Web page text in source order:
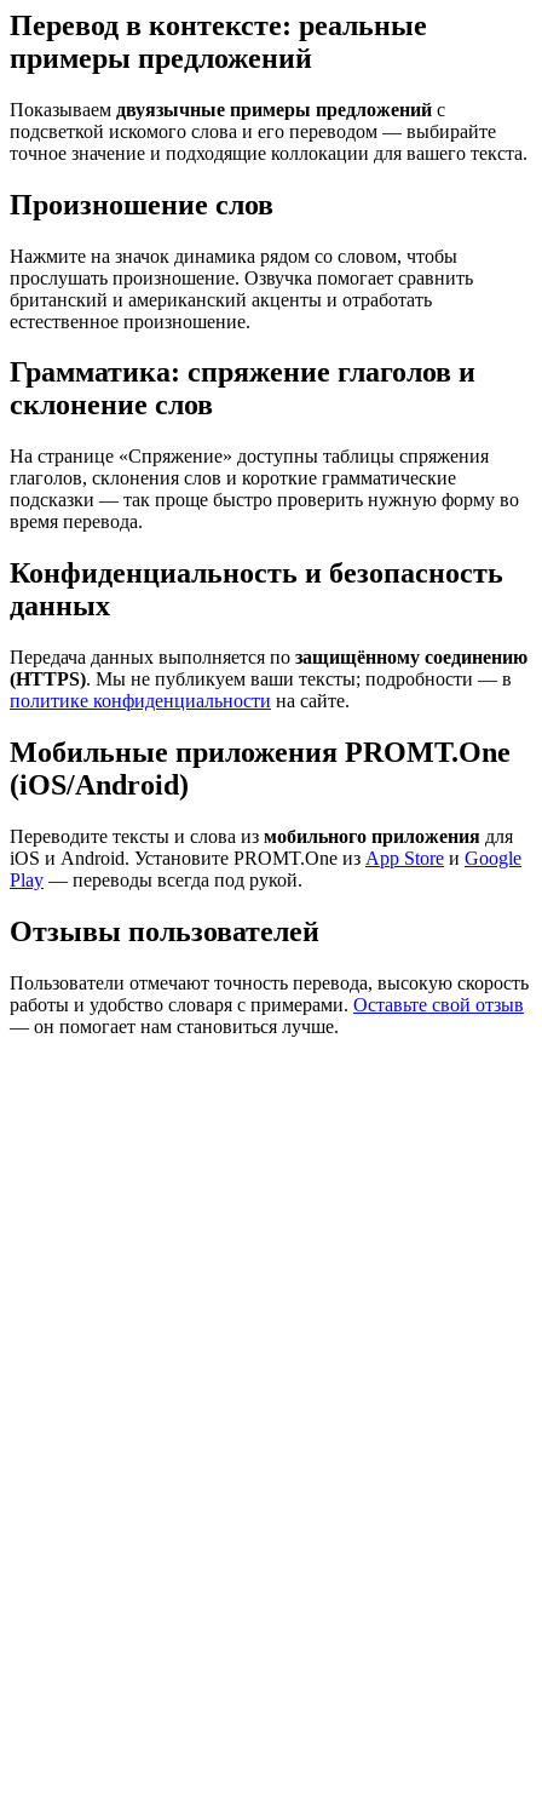
Перевод в контексте: реальные
примеры предложений
Показываем двуязычные примеры предложений с
подсветкой искомого слова и его переводом — выбирайте
точное значение и подходящие коллокации для вашего текста.
Произношение слов
Нажмите на значок динамика рядом со словом, чтобы
прослушать произношение. Озвучка помогает сравнить
британский и американский акценты и отработать
естественное произношение.
Грамматика: спряжение глаголов и
склонение слов
На странице «Спряжение» доступны таблицы спряжения
глаголов, склонения слов и короткие грамматические
подсказки — так проще быстро проверить нужную форму во
время перевода.
Конфиденциальность и безопасность
данных
Передача данных выполняется по защищённому соединению
(HTTPS). Мы не публикуем ваши тексты; подробности — в
политике конфиденциальности на сайте.
Мобильные приложения PROMT.One
(iOS/Android)
Переводите тексты и слова из мобильного приложения для
iOS и Android. Установите PROMT.One из App Store и Google
Play — переводы всегда под рукой.
Отзывы пользователей
Пользователи отмечают точность перевода, высокую скорость
работы и удобство словаря с примерами. Оставьте свой отзыв
— он помогает нам становиться лучше.